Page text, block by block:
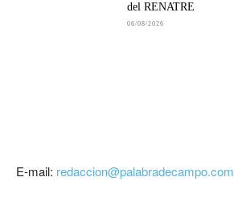
del RENATRE
06/08/2026
E-mail: redaccion@palabradecampo.com